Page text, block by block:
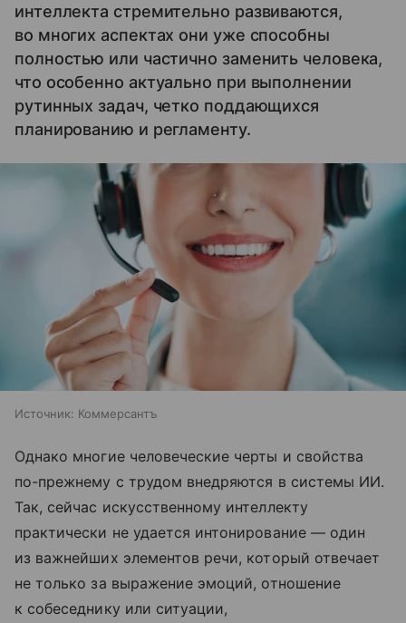
интеллекта стремительно развиваются,
во многих аспектах они уже способны
полностью или частично заменить человека,
что особенно актуально при выполнении
рутинных задач, четко поддающихся
планированию и регламенту.
Источник: Коммерсантъ
Однако многие человеческие черты и свойства
по-прежнему с трудом внедряются в системы ИИ.
Так, сейчас искусственному интеллекту
практически не удается интонирование — один
из важнейших элементов речи, который отвечает
не только за выражение эмоций, отношение
к собеседнику или ситуации,